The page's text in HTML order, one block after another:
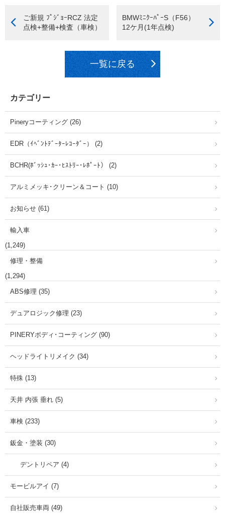
ご新規 ﾌﾟｼﾞｮｰRCZ 法定
点検+整備+検査（車検）
BMWﾐﾆｸｰﾊﾟｰS（F56）
12ケ月(1年点検)
一覧に戻る
カテゴリー
Pineryコーティング (26)
EDR（ｲﾍﾞﾝﾄﾃﾞｰﾀｰﾚｺｰﾀﾞｰ） (2)
BCHR(ﾎﾞｯｼｭ･ｶｰ･ﾋｽﾄﾘｰ･ﾚﾎﾟｰﾄ） (2)
アルミメッキ･クリーン＆コート (10)
お知らせ (61)
輸入車
(1,249)
修理・整備
(1,294)
ABS修理 (35)
デュアロジック修理 (23)
PINERYボディ･コーティング (90)
ヘッドライトリメイク (34)
特殊 (13)
天井 内張 垂れ (5)
車検 (233)
鈑金・塗装 (30)
デントリペア (4)
モービルアイ (7)
自社販売車両 (49)